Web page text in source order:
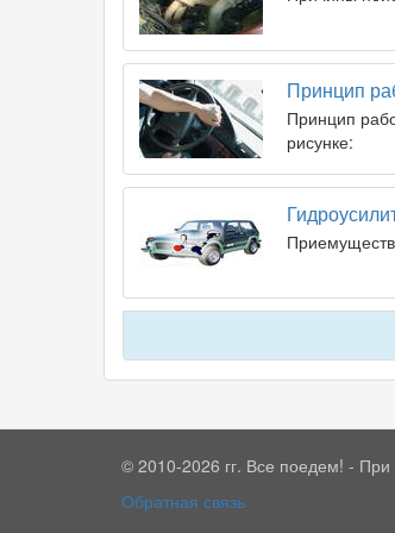
Принцип
Принцип
рисунке:
© 2010-2026 гг. Все поедем! -
Обратная связь